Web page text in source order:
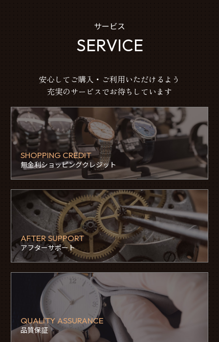
サービス
SERVICE
安心してご購入・ご利用いただけるよう
充実のサービスでお待ちしています
SHOPPING CREDIT
無金利ショッピングクレジット
AFTER SUPPORT
アフターサポート
QUALITY ASSURANCE
品質保証